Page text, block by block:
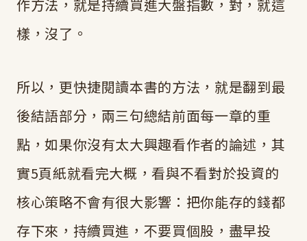
作方法，就是持續買進大盤指數，對，就這
樣，沒了。
所以，更快捷閱讀本書的方法，就是翻到最
後結語部分，兩三句總結前面每一章的重
點，如果你沒有太大興趣看作者的論述，其
實5頁紙就看完大概，看與不看對於投資的
核心策略不會有很大影響：把你能存的錢都
存下來，持續買進，不要買個股，盡早投